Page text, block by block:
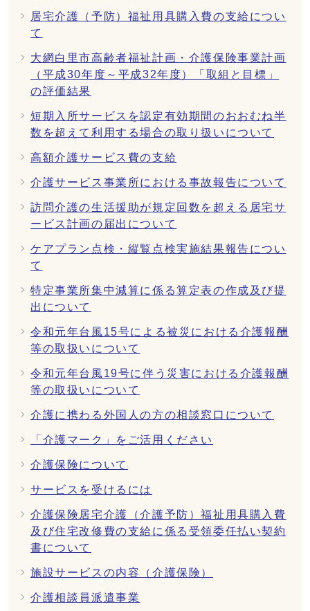
居宅介護（予防）福祉用具購入費の支給につい
て
大網白里市高齢者福祉計画・介護保険事業計画
（平成30年度～平成32年度）「取組と目標」
の評価結果
短期入所サービスを認定有効期間のおおむね半
数を超えて利用する場合の取り扱いについて
高額介護サービス費の支給
介護サービス事業所における事故報告について
訪問介護の生活援助が規定回数を超える居宅サ
ービス計画の届出について
ケアプラン点検・縦覧点検実施結果報告につい
て
特定事業所集中減算に係る算定表の作成及び提
出について
令和元年台風15号による被災における介護報酬
等の取扱いについて
令和元年台風19号に伴う災害における介護報酬
等の取扱いについて
介護に携わる外国人の方の相談窓口について
「介護マーク」をご活用ください
介護保険について
サービスを受けるには
介護保険居宅介護（介護予防）福祉用具購入費
及び住宅改修費の支給に係る受領委任払い契約
書について
施設サービスの内容（介護保険）
介護相談員派遣事業